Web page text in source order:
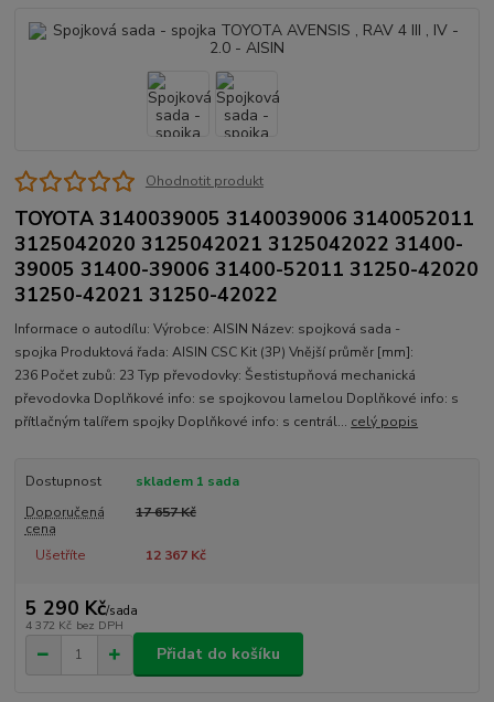
Ohodnotit produkt
TOYOTA 3140039005 3140039006 3140052011
3125042020 3125042021 3125042022 31400-
39005 31400-39006 31400-52011 31250-42020
31250-42021 31250-42022
Informace o autodílu: Výrobce: AISIN Název: spojková sada -
spojka Produktová řada: AISIN CSC Kit (3P) Vnější průměr [mm]:
236 Počet zubů: 23 Typ převodovky: Šestistupňová mechanická
převodovka Doplňkové info: se spojkovou lamelou Doplňkové info: s
přítlačným talířem spojky Doplňkové info: s centrál... celý popis
Dostupnost
skladem 1 sada
Doporučená
cena
17 657 Kč
Ušetříte 12 367 Kč
5 290 Kč/sada
4 372 Kč bez DPH
Přidat do košíku